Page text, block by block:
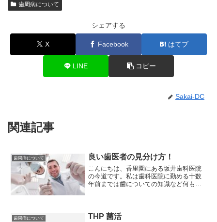
歯周病について
シェアする
X Facebook はてブ
LINE コピー
Sakai-DC
関連記事
歯周病について 良い歯医者の見分け方！
こんにちは、香里園にある坂井歯科医院
の今道です。私は歯科医院に勤める十数
年前までは歯についての知識など何もな
た。時代の流れとともにイ...
歯周病について THP 菌活